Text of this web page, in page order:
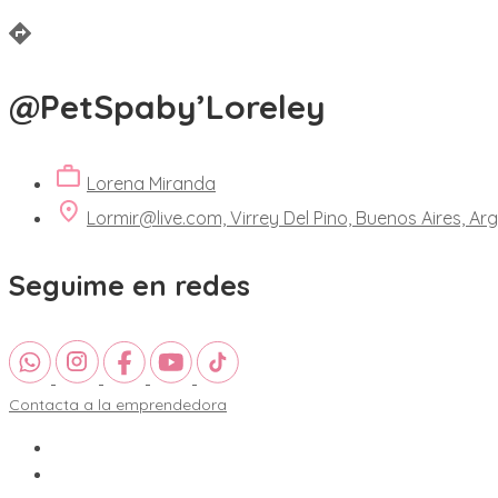
@PetSpaby’Loreley
Lorena Miranda
Lormir@live.com, Virrey Del Pino, Buenos Aires,
Seguime en redes
Contacta a la emprendedora